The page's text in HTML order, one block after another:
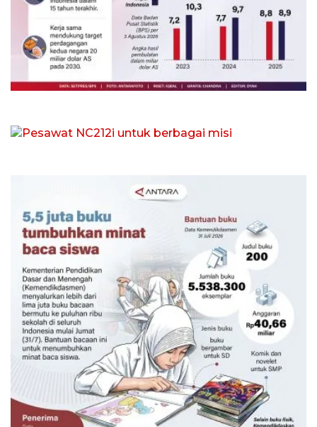
Indonesia-Thailand tingkatkan
ketahanan pangan
Kemarin 18:00